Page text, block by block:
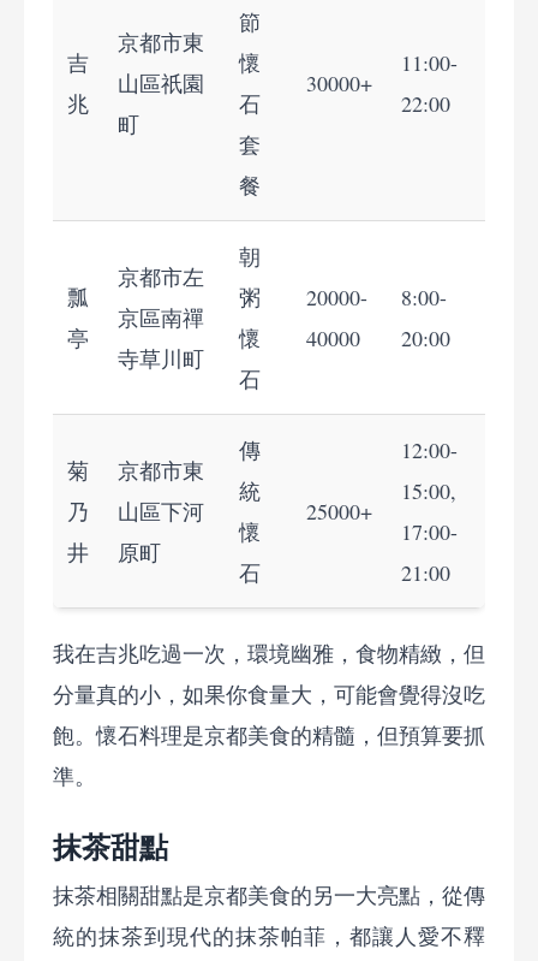
吉
兆
京都市東
山區祇園
町
節
懷
石
套
餐
30000+
11:00-
22:00
瓢
亭
京都市左
京區南禪
寺草川町
朝
粥
懷
石
20000-
40000
8:00-
20:00
菊
乃
井
京都市東
山區下河
原町
傳
統
懷
石
25000+
12:00-
15:00,
17:00-
21:00
我在吉兆吃過一次，環境幽雅，食物精緻，但
分量真的小，如果你食量大，可能會覺得沒吃
飽。懷石料理是京都美食的精髓，但預算要抓
準。
抹茶甜點
抹茶相關甜點是京都美食的另一大亮點，從傳
統的抹茶到現代的抹茶帕菲，都讓人愛不釋